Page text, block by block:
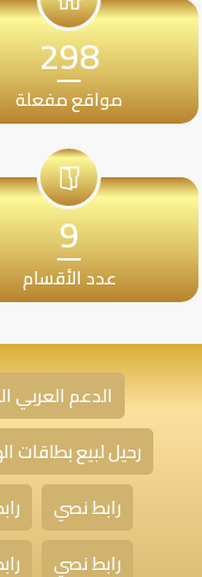
298
مواقع مفعلة
9
عدد الأقسام
الدعم العربي
رحيل لبيع بطاقات
رابط نصي
رابط نصي